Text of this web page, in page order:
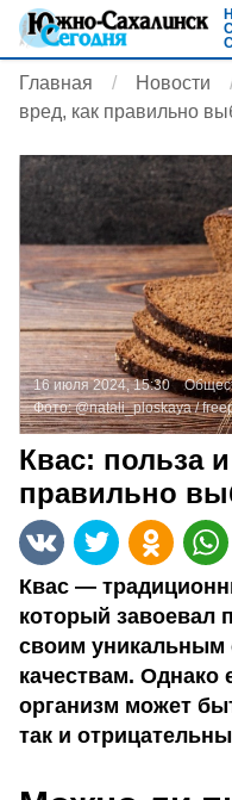
Главная Новости
вред, как правильно
16 июля 2024, 15:30
Фото:@natali_ploskaya /
Квас: польза
правильно
Квас —
который завоевал
своим уникальным
качествам. Однако
организм может
так и